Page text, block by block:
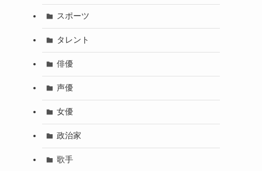
スポーツ
タレント
俳優
声優
女優
政治家
歌手